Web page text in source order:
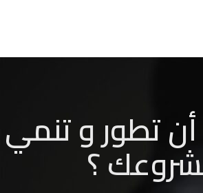
تطور و تنمي
؟